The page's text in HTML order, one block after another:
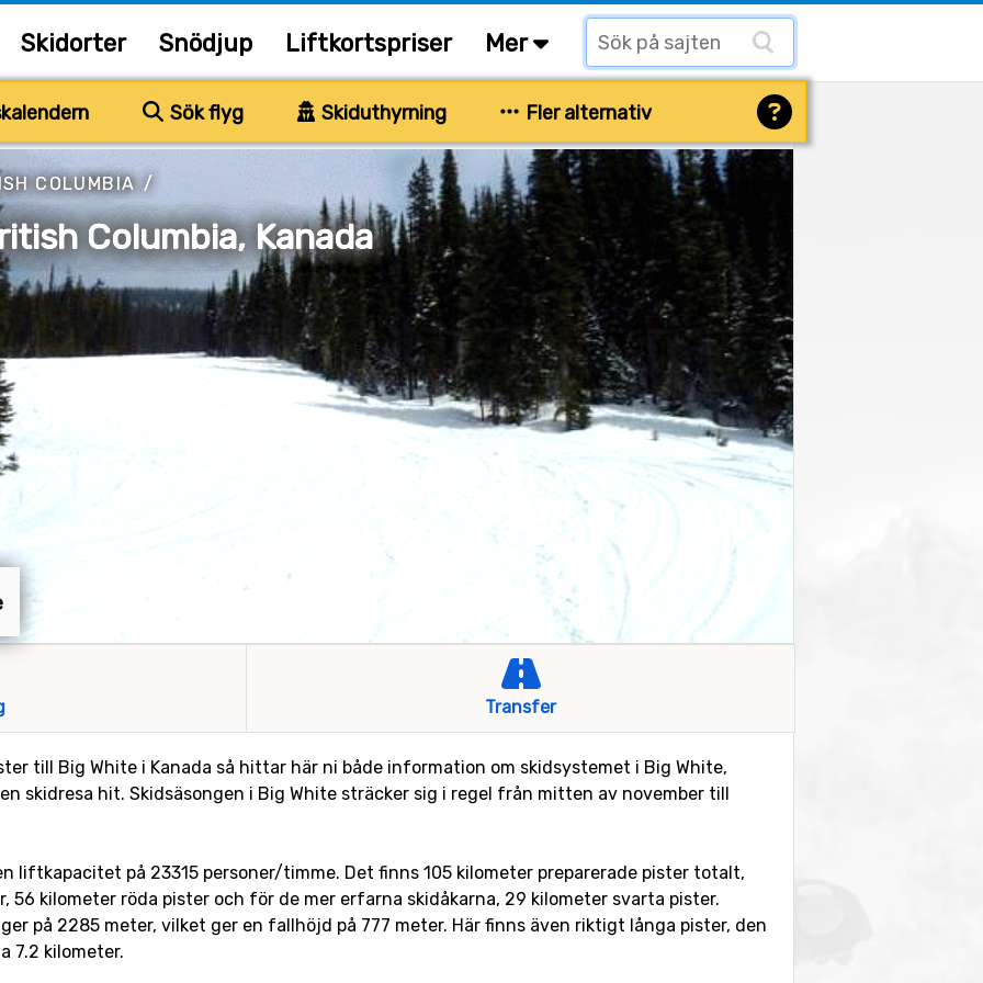
Skidorter Snödjup Liftkortspriser Mer
Sök flyg Skiduthyrning Fler alternativ
COLUMBIA/
Columbia, Kanada
Transfer
till Big White i Kanada så hittar här ni både information om skidsystemet i Big White,
skidresa hit. Skidsäsongen i Big White sträcker sig i regel från mitten av november till
liftkapacitet på 23315 personer/timme. Det finns 105 kilometer preparerade pister totalt,
56 kilometer röda pister och för de mer erfarna skidåkarna, 29 kilometer svarta pister.
på 2285 meter, vilket ger en fallhöjd på 777 meter. Här finns även riktigt långa pister, den
7.2 kilometer.